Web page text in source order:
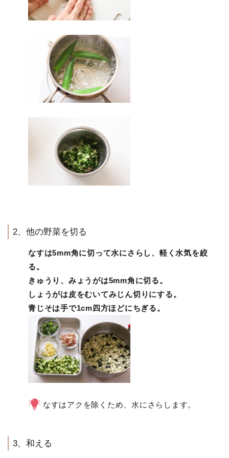
2、他の野菜を切る
なすは5mm角に切って水にさらし、軽く水気を絞
る。
きゅうり、みょうがは5mm角に切る。
しょうがは皮をむいてみじん切りにする。
青じそは手で1cm四方ほどにちぎる。
なすはアクを除くため、水にさらします。
3、和える